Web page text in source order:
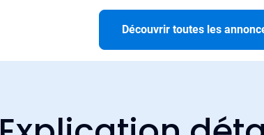
Découvrir toutes les